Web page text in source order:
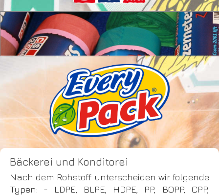
Bäckerei und Konditorei
Nach dem Rohstoff unterscheiden wir folgende
Typen: - LDPE, BLPE, HDPE, PP, BOPP, CPP,